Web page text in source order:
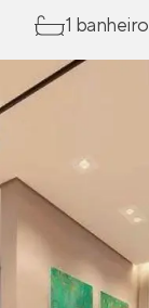
1 banheiro